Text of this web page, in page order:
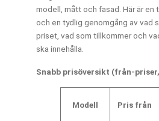
modell, mått och fasad. Här är en
och en tydlig genomgång av vad
priset, vad som tillkommer och
ska innehålla.
Snabb prisöversikt (från-
Modell Pris från